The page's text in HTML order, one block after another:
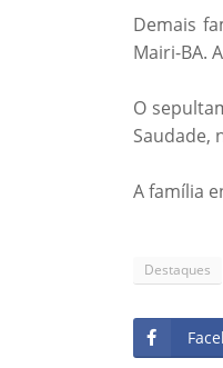
Demais
Mairi-BA.
O
Saudade,
A família
Destaques